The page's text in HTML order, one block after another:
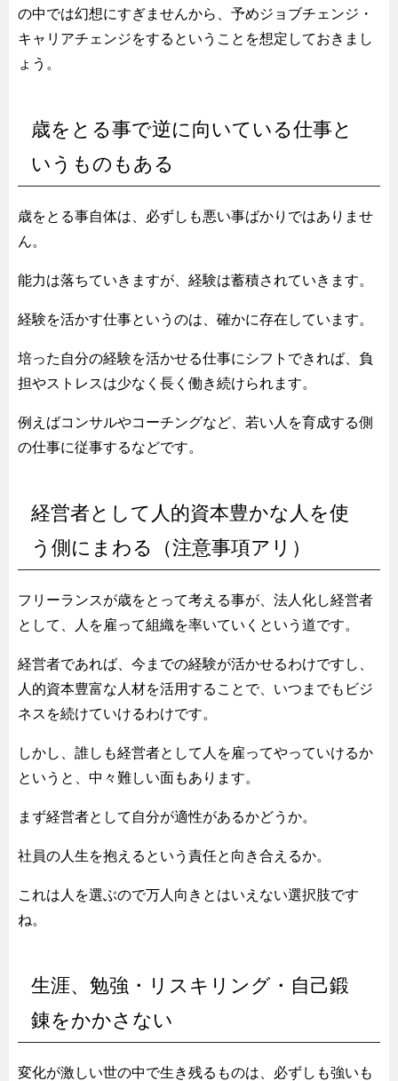
の中では幻想にすぎませんから、予めジョブチェンジ・
キャリアチェンジをするということを想定しておきまし
ょう。
歳をとる事で逆に向いている仕事と
いうものもある
歳をとる事自体は、必ずしも悪い事ばかりではありませ
ん。
能力は落ちていきますが、経験は蓄積されていきます。
経験を活かす仕事というのは、確かに存在しています。
培った自分の経験を活かせる仕事にシフトできれば、負
担やストレスは少なく長く働き続けられます。
例えばコンサルやコーチングなど、若い人を育成する側
の仕事に従事するなどです。
経営者として人的資本豊かな人を使
う側にまわる（注意事項アリ）
フリーランスが歳をとって考える事が、法人化し経営者
として、人を雇って組織を率いていくという道です。
経営者であれば、今までの経験が活かせるわけですし、
人的資本豊富な人材を活用することで、いつまでもビジ
ネスを続けていけるわけです。
しかし、誰しも経営者として人を雇ってやっていけるか
というと、中々難しい面もあります。
まず経営者として自分が適性があるかどうか。
社員の人生を抱えるという責任と向き合えるか。
これは人を選ぶので万人向きとはいえない選択肢です
ね。
生涯、勉強・リスキリング・自己鍛
錬をかかさない
変化が激しい世の中で生き残るものは、必ずしも強いも